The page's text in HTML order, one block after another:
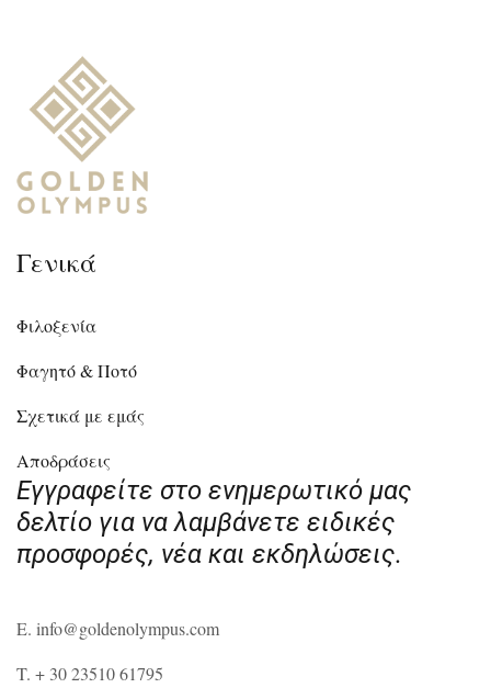
Γενικά
Φιλοξενία
Φαγητό & Ποτό
Σχετικά με εμάς
Αποδράσεις
Εγγραφείτε στο ενημερωτικό μας
δελτίο για να λαμβάνετε ειδικές
προσφορές, νέα και εκδηλώσεις.
E. info@goldenolympus.com
T. + 30 23510 61795